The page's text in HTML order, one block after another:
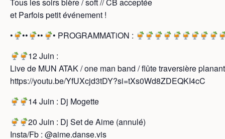
et Parfois petit événement !
•
•• ••
• PROGRAMMATiON :
12 Juin :
Live de MUN ATAK / one man band / flûte traversière
https://youtu.be/YfUXcjd3tDY?si=tXs0Wd8ZDEQKI4cC
14 Juin : Dj Mogette
20 Juin : Dj Set de Aime (annulé)
Insta/Fb : @aime.danse.vis